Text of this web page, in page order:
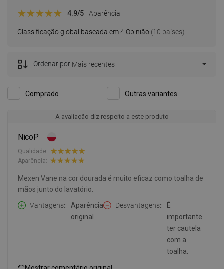
Classificação global baseada em 4 Opinião (10 países)
4.9/5 Aparência
Comprado Outras variantes
Ordenar por:Mais recentes
A avaliação diz respeito a este produto
NicoP
Qualidade:
Aparência:
Mexen Vane na cor dourada é muito eficaz como toalha de
mãos junto do lavatório.
Vantagens:
Aparência
original
Desvantagens:
É
importante
ter cautela
com a
toalha.